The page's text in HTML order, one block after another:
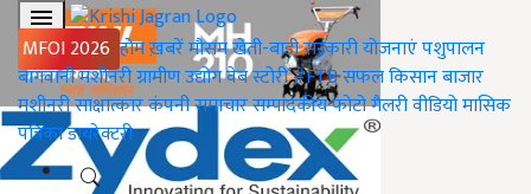
MFOI 2026 होमख़बरेंमौसमखेती-बाड़ीसरकारी योजनाएंपशुपालन
बागवानीमशीनरीग्रामीण उद्योगवेब स्टोरी#FTBसफल किसानबाजार
मशीनरीसाक्षात्कारकंपनी समाचारसम्पादकीयफोटो गैलरीवीडियोमासिक
पत्रिकाडायरेक्टरी